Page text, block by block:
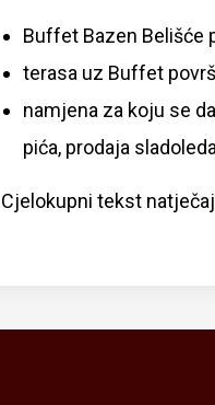
Buffet Bazen Belišće
terasa uz Buffet
namjena za koju se
pića, prodaja
Cjelokupni tekst